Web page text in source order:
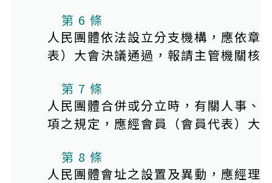
第 6 條
人民團體依法設立分支機構，應依章
表）大會決議通過，報請主管機關核
第 7 條
人民團體合併或分立時，有關人事、
項之規定，應經會員（會員代表）大
第 8 條
人民團體會址之設置及異動，應經理